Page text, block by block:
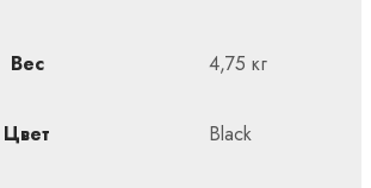
Вес 4,75 кг
Цвет Black